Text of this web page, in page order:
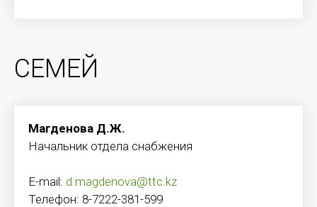
СЕМЕЙ
Магденова Д.Ж.
Начальник отдела снабжения
E-mail: d.magdenova@ttc.kz
Телефон: 8-7222-381-599